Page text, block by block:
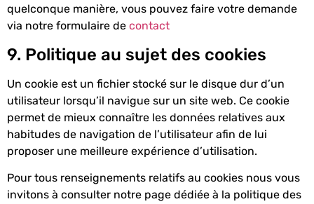
quelconque manière, vous pouvez faire votre demande
via notre formulaire de contact
9. Politique au sujet des cookies
Un cookie est un fichier stocké sur le disque dur d’un
utilisateur lorsqu’il navigue sur un site web. Ce cookie
permet de mieux connaître les données relatives aux
habitudes de navigation de l’utilisateur afin de lui
proposer une meilleure expérience d’utilisation.
Pour tous renseignements relatifs au cookies nous vous
invitons à consulter notre page dédiée à la politique des